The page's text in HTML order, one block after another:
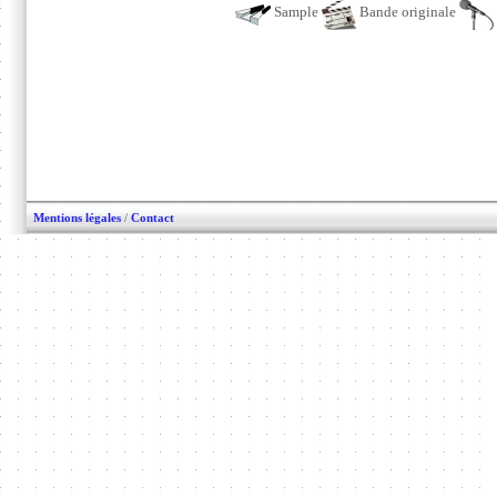
Sample Bande originale
Mentions légales / Contact